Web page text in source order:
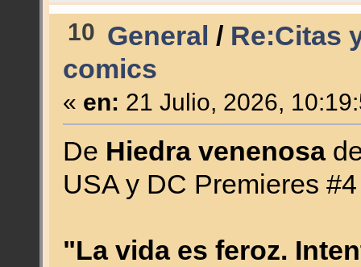
10 General / Re:Citas
comics
« en: 21 Julio, 2026,
De Hiedra venenosa
USA y DC Premieres
"La vida es feroz.